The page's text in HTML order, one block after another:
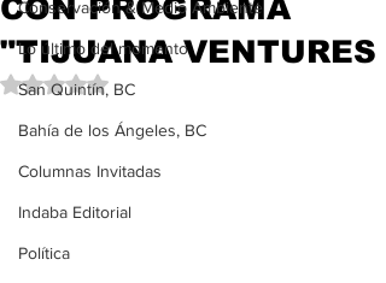
Conservación & Medio Ambiente
Lo último del momento
San Quintín, BC
Bahía de los Ángeles, BC
Columnas Invitadas
Indaba Editorial
Política
CON PROGRAMA
"TIJUANA VENTURES
Obtuvo NaN de 5 estrellas.